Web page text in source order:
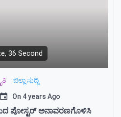
36 Second
ಜಿಲ್ಲಾ ಸುದ್ದಿ
On 4 years Ago